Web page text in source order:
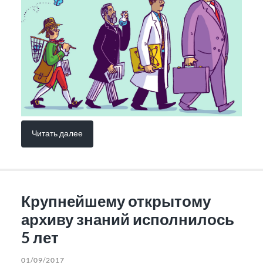
Читать далее
Крупнейшему открытому
архиву знаний исполнилось
5 лет
01/09/2017